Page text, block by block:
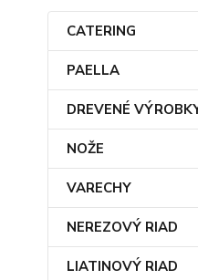
CATERING
PAELLA
DREVENÉ
NOŽE
VARECHY
NEREZOVÝ RIAD
LIATINOVÝ RIAD